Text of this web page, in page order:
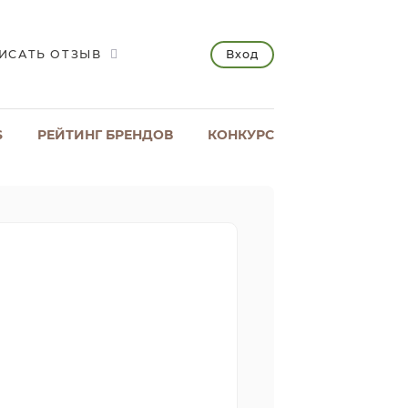
ОТЗЫВ Вход
РЕЙТИНГ БРЕНДОВ КОНКУРС